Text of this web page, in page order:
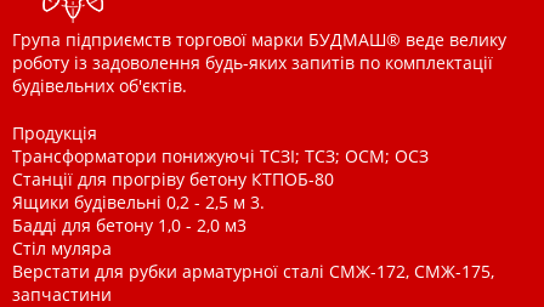
Група підприємств торгової марки БУДМАШ® веде велику
роботу із задоволення будь-яких запитів по комплектації
будівельних об'єктів.
Продукція
Трансформатори понижуючі ТСЗІ; ТСЗ; ОСМ; ОСЗ
Станції для прогріву бетону КТПОБ-80
Ящики будівельні 0,2 - 2,5 м 3.
Бадді для бетону 1,0 - 2,0 м3
Стіл муляра
Верстати для рубки арматурної сталі СМЖ-172, СМЖ-175,
запчастини